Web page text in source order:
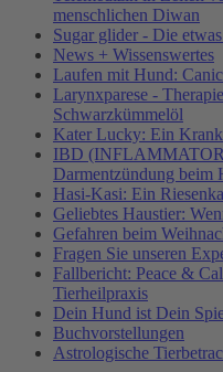
menschlichen Diwan
Sugar glider - Die
News + Wissenswertes
Laufen mit Hund:
Larynxparese -
Schwarzkümmelöl
Kater Lucky: Ein
IBD
Darmentzündung beim
Hasi-Kasi: Ein
Geliebtes Haustier:
Gefahren beim
Fragen Sie unseren
Fallbericht: Peace &
Tierheilpraxis
Dein Hund ist Dein
Buchvorstellungen
Astrologische